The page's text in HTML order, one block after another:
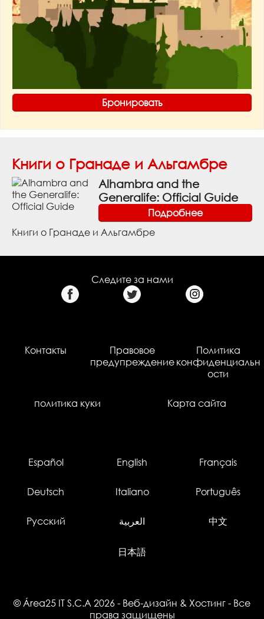
Бронировать
Книги о Гранаде и Альгамбре
Alhambra and the
Generalife: Official Guide
Подробнее
Книги о Гранаде и Альгамбре
Следите за нами
Контакты
Правовое
предупреждение
Политика
конфиденциальн
ости
политика куки Карта сайта
Español English Français
Deutsch Italiano Português
Русский العربية 中文
日本語
© Área25 IT S.C.A 2026 - Веб-дизайн & Хостинг - Все
права защищены